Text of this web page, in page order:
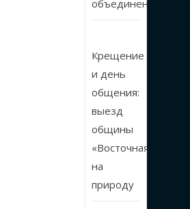
объединении
Крещение
и день
общения:
выезд
общины
«Восточная»
на
природу